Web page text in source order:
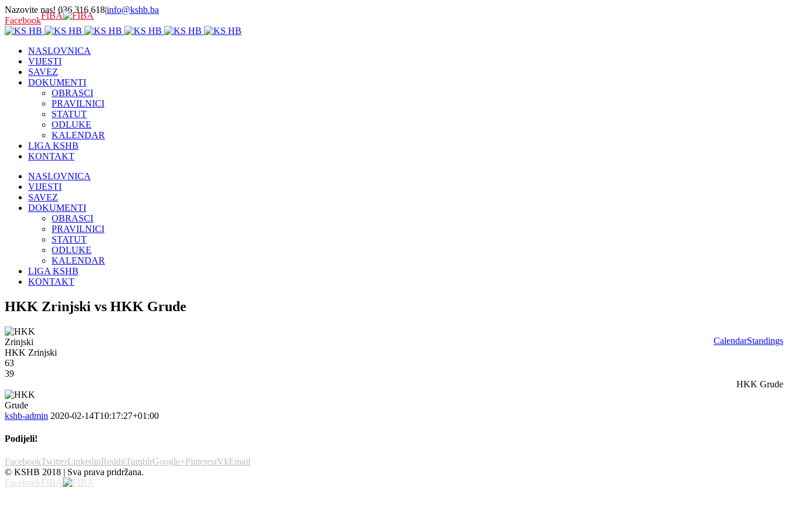
Nazovite nas! 036 316 618|info@kshb.ba
FacebookFIBA
NASLOVNICA
VIJESTI
SAVEZ
DOKUMENTI
OBRASCI
PRAVILNICI
STATUT
ODLUKE
KALENDAR
LIGA KSHB
KONTAKT
NASLOVNICA
VIJESTI
SAVEZ
DOKUMENTI
OBRASCI
PRAVILNICI
STATUT
ODLUKE
KALENDAR
LIGA KSHB
KONTAKT
HKK Zrinjski vs HKK Grude
CalendarStandings
HKK Zrinjski
63
39
HKK Grude
kshb-admin 2020-02-14T10:17:27+01:00
Podijeli!
FacebookTwitterLinkedinRedditTumblrGoogle+PinterestVkEmail
© KSHB 2018 | Sva prava pridržana.
FacebookFIBA